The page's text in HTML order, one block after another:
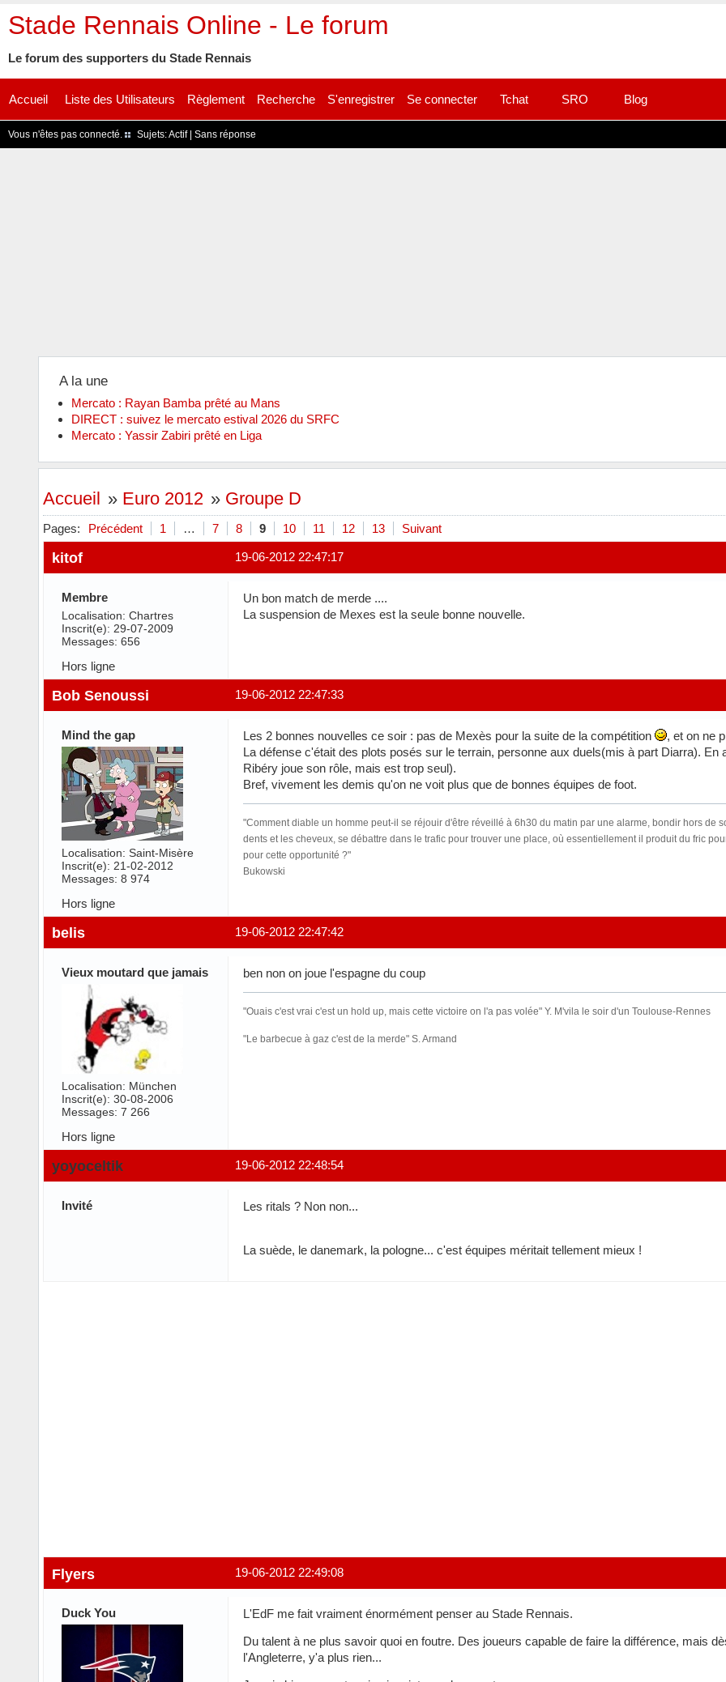
Stade Rennais Online - Le forum
Le forum des supporters du Stade Rennais
Accueil Liste des Utilisateurs Règlement Recherche S'enregistrer Se connecter Tchat SRO Blog
Vous n'êtes pas connecté. Sujets:Actif| Sans réponse
A la une
Mercato : Rayan Bamba prêté au Mans
DIRECT : suivez le mercato estival 2026 du SRFC
Mercato : Yassir Zabiri prêté en Liga
Accueil » Euro 2012 » Groupe D
Pages: Précédent 1 … 7 8 9 10 11 12 13 Suivant
19-06-2012 22:47:17
kitof
Membre
Localisation: Chartres
Inscrit(e): 29-07-2009
Messages: 656
Un bon match de merde ....
La suspension de Mexes est la seule bonne nouvelle.
Hors ligne
19-06-2012 22:47:33
Bob Senoussi
Mind the gap
Localisation: Saint-Misère
Inscrit(e): 21-02-2012
Messages: 8 974
Les 2 bonnes nouvelles ce soir : pas de Mexès pour la suite de la compétition
, et on ne
La défense c'était des plots posés sur le terrain, personne aux duels(mis à part Diarra).
Ribéry joue son rôle, mais est trop seul).
Bref, vivement les demis qu'on ne voit plus que de bonnes équipes de foot.
"Comment diable un homme peut-il se réjouir d'être réveillé à 6h30 du matin par une alarme, bondir hors de
dents et les cheveux, se débattre dans le trafic pour trouver une place, où essentiellement il produit du fric
pour cette opportunité ?"
Bukowski
Hors ligne
19-06-2012 22:47:42
belis
Vieux moutard que jamais
Localisation: München
Inscrit(e): 30-08-2006
Messages: 7 266
ben non on joue l'espagne du coup
"Ouais c'est vrai c'est un hold up, mais cette victoire on l'a pas volée" Y. M'vila le soir d'un Toulouse-Rennes
"Le barbecue à gaz c'est de la merde" S. Armand
Hors ligne
19-06-2012 22:48:54
yoyoceltik
Invité Les ritals ? Non non...
La suède, le danemark, la pologne... c'est équipes méritait tellement mieux !
19-06-2012 22:49:08
Flyers
Duck You
L'EdF me fait vraiment énormément penser au Stade Rennais.
Du talent à ne plus savoir quoi en foutre. Des joueurs capable de faire la différence, mais
l'Angleterre, y'a plus rien...